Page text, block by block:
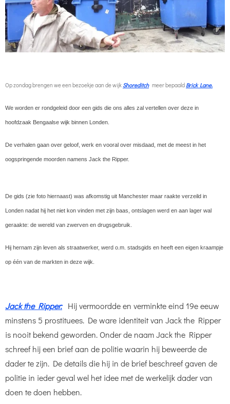
Op zondag brengen we een bezoekje aan de wijk Shoreditch meer bepaald Brick Lane.
We worden er rondgeleid door een gids die ons alles zal vertellen over deze in
hoofdzaak Bengaalse wijk binnen Londen.
De verhalen gaan over geloof, werk en vooral over misdaad, met de meest in het
oogspringende moorden namens Jack the Ripper.
De gids (zie foto hiernaast) was afkomstig uit Manchester maar raakte verzeild in
Londen nadat hij het niet kon vinden met zijn baas, ontslagen werd en aan lager wal
geraakte: de wereld van zwerven en drugsgebruik.
Hij hernam zijn leven als straatwerker, werd o.m. stadsgids en heeft een eigen kraampje
op één van de markten in deze wijk.
Jack the Ripper: Hij vermoordde en verminkte eind 19e eeuw
minstens 5 prostituees. De ware identiteit van Jack the Ripper
is nooit bekend geworden. Onder de naam Jack the Ripper
schreef hij een brief aan de politie waarin hij beweerde de
dader te zijn. De details die hij in de brief beschreef gaven de
politie in ieder geval wel het idee met de werkelijk dader van
doen te doen hebben.